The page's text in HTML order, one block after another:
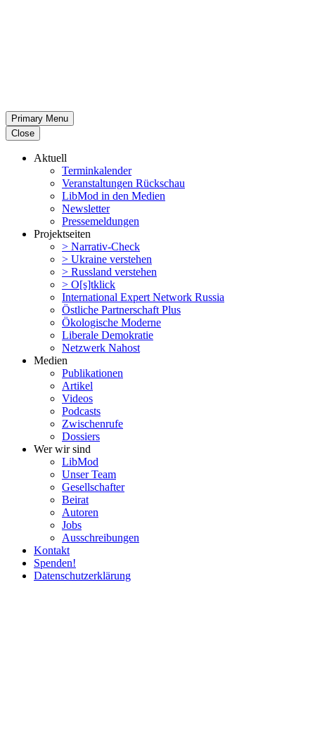
Primary Menu
Close
Aktuell
Termin­ka­lender
Veran­stal­tungen Rückschau
LibMod in den Medien
Newsletter
Presse­mel­dungen
Projekt­seiten
> Narrativ-Check
> Ukraine verstehen
> Russland verstehen
> O[s]tklick
Inter­na­tional Expert Network Russia
Östliche Partner­schaft Plus
Ökolo­gische Moderne
Liberale Demokratie
Netzwerk Nahost
Medien
Publi­ka­tionen
Artikel
Videos
Podcasts
Zwischenrufe
Dossiers
Wer wir sind
LibMod
Unser Team
Gesell­schafter
Beirat
Autoren
Jobs
Ausschrei­bungen
Kontakt
Spenden!
Daten­schutz­er­klärung